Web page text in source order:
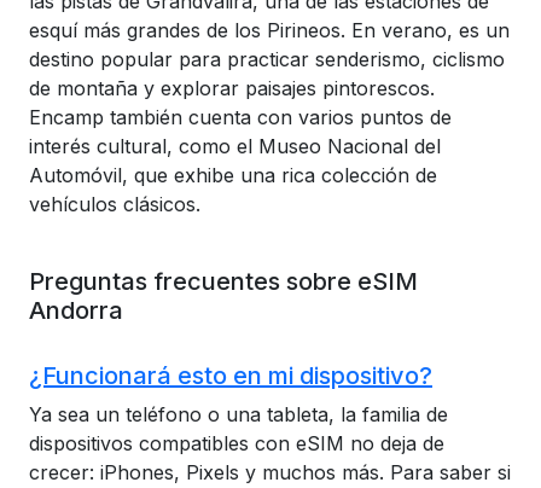
esquí más grandes de los Pirineos. En verano, es un
destino popular para practicar senderismo, ciclismo
de montaña y explorar paisajes pintorescos.
Encamp también cuenta con varios puntos de
interés cultural, como el Museo Nacional del
Automóvil, que exhibe una rica colección de
vehículos clásicos.
Preguntas frecuentes sobre eSIM
Andorra
¿Funcionará esto en mi dispositivo?
Ya sea un teléfono o una tableta, la familia de
dispositivos compatibles con eSIM no deja de
crecer: iPhones, Pixels y muchos más. Para saber si